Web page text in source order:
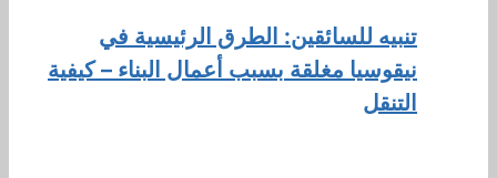
تنبيه للسائقين: الطرق الرئيسية في
نيقوسيا مغلقة بسبب أعمال البناء – كيفية
التنقل